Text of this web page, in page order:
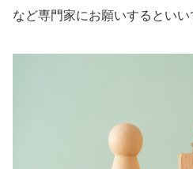
など専門家にお願いするといい